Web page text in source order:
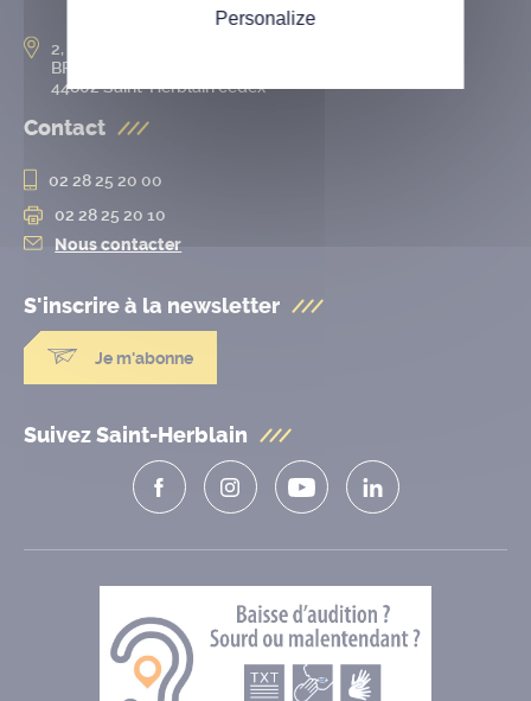
2, rue de l’Hôtel-de-Ville
BP 50167
44802 Saint-Herblain cedex
Contact
02 28 25 20 00
02 28 25 20 10
Nous contacter
S'inscrire à la newsletter
Je m'abonne
Suivez Saint-Herblain
Personalize